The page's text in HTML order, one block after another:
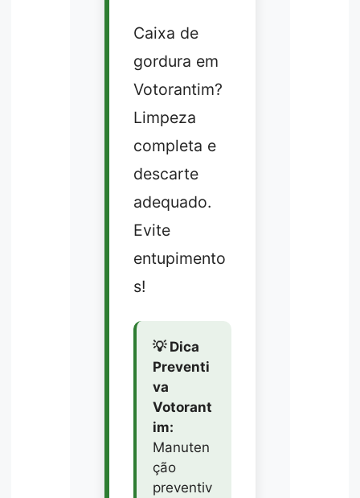
Caixa de
gordura em
Votorantim?
Limpeza
completa e
descarte
adequado.
Evite
entupimento
s!
💡 Dica
Preventi
va
Votorant
im:
Manuten
ção
preventiv